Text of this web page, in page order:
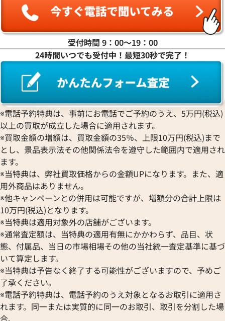
ヤ行
ワ行
受付時間 9：00〜19：00
24時間いつでも受付中！最短30秒で完了！
※電話予約特典は、事前にお電話でご予約のうえ、5万円(税込)
以上の買取が成立した場合に適用されます。
※買取金額の増額は、買取金額の35％、上限10万円(税込)まで
とし、景品表示法その他関係法令を遵守した範囲内で適用され
ます。
※当特典は、弊社買取価格からの金額UPになります。また、適
用外商品はありません。
※他キャンペーンとの併用は可能ですが、増額分の合計上限は
10万円(税込)となります。
※当特典は適用対象外の店舗がございます。
※通常査定額は、当特典の適用有無にかかわらず、品目、状
態、付属品、当日の市場相場その他の当社統一査定基準に基づ
いて算定します。
※当特典は予告なく終了する可能性がございますので、予めご
了承ください。
※電話予約特典は、電話予約のうえ対象となるお取引に適用さ
れます。同一または実質的に同一のお取引、取引を分割した場
合、